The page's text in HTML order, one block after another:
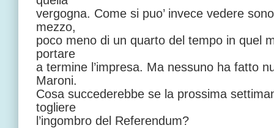
vergogna. Come si puo’ invece vedere
mezzo,
poco meno di un quarto del tempo in quel
portare
a termine l’impresa. Ma nessuno ha fatto
Maroni.
Cosa succederebbe se la prossima
togliere
l’ingombro del Referendum?